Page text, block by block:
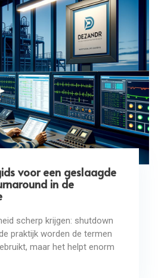
voor een geslaagde
in de
scherp krijgen: shutdown
praktijk worden de termen
maar het helpt enorm